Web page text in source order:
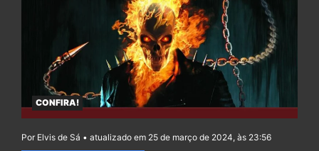
CONFIRA!
Por Elvis de Sá • atualizado em 25 de março de 2024, às 23:56